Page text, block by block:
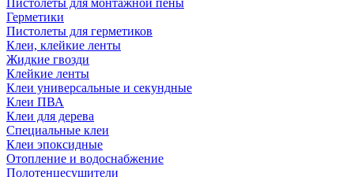
Пистолеты для монтажной пены
Герметики
Пистолеты для герметиков
Клеи, клейкие ленты
Жидкие гвозди
Клейкие ленты
Клеи универсальные и секундные
Клеи ПВА
Клеи для дерева
Специальные клеи
Клеи эпоксидные
Отопление и водоснабжение
Полотенцесушители